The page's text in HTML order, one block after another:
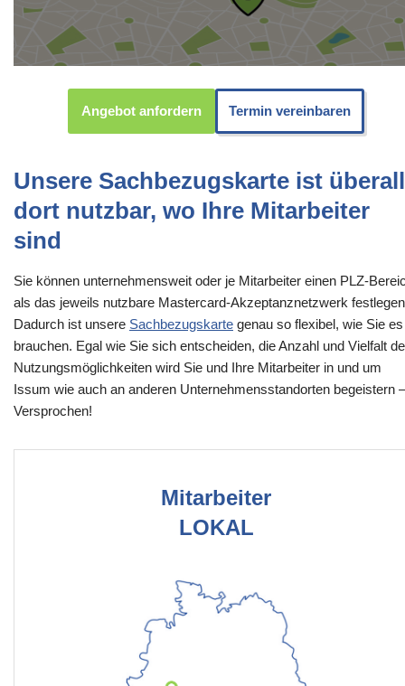
Angebot anfordern Termin vereinbaren
Unsere Sachbezugskarte ist überall
dort nutzbar, wo Ihre Mitarbeiter
sind
Sie können unternehmensweit oder je Mitarbeiter einen PLZ-
als das jeweils nutzbare Mastercard-Akzeptanznetzwerk
Dadurch ist unsere Sachbezugskarte genau so flexibel, wie Sie es
brauchen. Egal wie Sie sich entscheiden, die Anzahl und Vielfalt
Nutzungsmöglichkeiten wird Sie und Ihre Mitarbeiter in und um
Issum wie auch an anderen Unternehmensstandorten begeistern –
Versprochen!
Mitarbeiter
LOKAL